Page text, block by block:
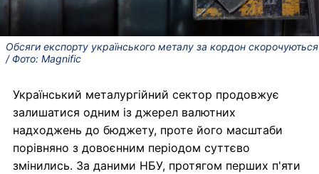
Обсяги експорту українського металу за кордон скорочуються
/ Фото: Magnific
Український металургійний сектор продовжує
залишатися одним із джерел валютних
надходжень до бюджету, проте його масштаби
порівняно з довоєнним періодом суттєво
змінились. За даними НБУ, протягом перших п'яти